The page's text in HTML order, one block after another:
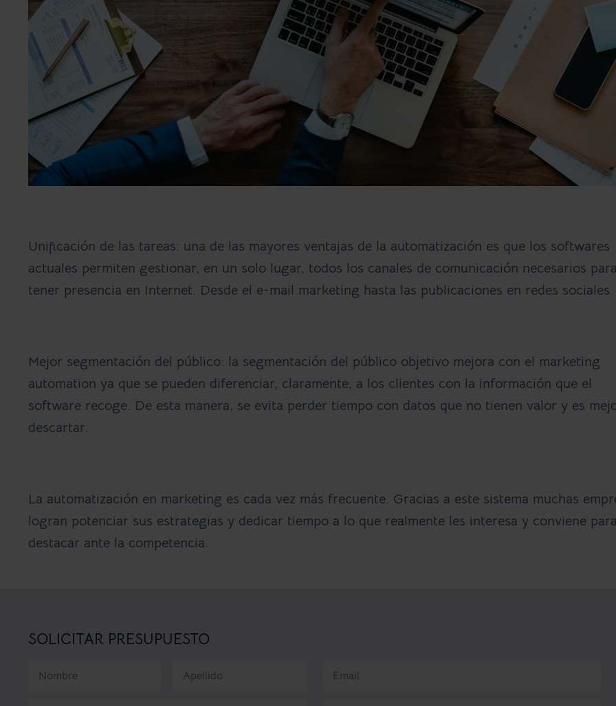
Unificación de las tareas: una de las mayores ventajas de la automatización es que los softwares
actuales permiten gestionar, en un solo lugar, todos los canales de comunicación necesarios
tener presencia en Internet. Desde el e-mail marketing hasta las publicaciones en redes sociales.
Mejor segmentación del público: la segmentación del público objetivo mejora con el marketing
automation ya que se pueden diferenciar, claramente, a los clientes con la información que el
software recoge. De esta manera, se evita perder tiempo con datos que no tienen valor y es
descartar.
La automatización en marketing es cada vez más frecuente. Gracias a este sistema muchas
logran potenciar sus estrategias y dedicar tiempo a lo que realmente les interesa y conviene
destacar ante la competencia.
SOLICITAR PRESUPUESTO